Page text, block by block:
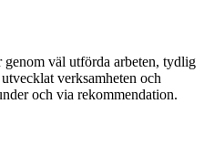
väl utförda arbeten, tydlig
verksamheten och
och via rekommendation.